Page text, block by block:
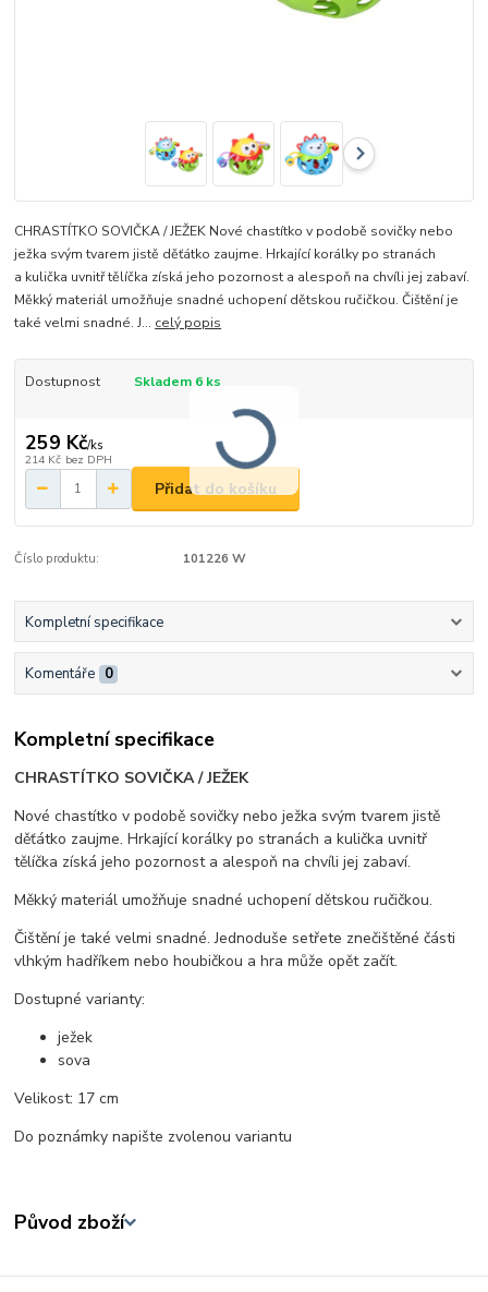
CHRASTÍTKO SOVIČKA / JEŽEK Nové chastítko v podobě sovičky nebo
ježka svým tvarem jistě děťátko zaujme. Hrkající korálky po stranách
a kulička uvnitř tělíčka získá jeho pozornost a alespoň na chvíli jej zabaví.
Měkký materiál umožňuje snadné uchopení dětskou ručičkou. Čištění je
také velmi snadné. J... celý popis
Dostupnost Skladem 6 ks
259 Kč/ks
214 Kč bez DPH
Přidat do košíku
Číslo produktu: 101226 W
Kompletní specifikace
Komentáře 0
Kompletní specifikace
CHRASTÍTKO SOVIČKA / JEŽEK
Nové chastítko v podobě sovičky nebo ježka svým tvarem jistě
děťátko zaujme. Hrkající korálky po stranách a kulička uvnitř
tělíčka získá jeho pozornost a alespoň na chvíli jej zabaví.
Měkký materiál umožňuje snadné uchopení dětskou ručičkou.
Čištění je také velmi snadné. Jednoduše setřete znečištěné části
vlhkým hadříkem nebo houbičkou a hra může opět začít.
Dostupné varianty:
ježek
sova
Velikost: 17 cm
Do poznámky napište zvolenou variantu
Původ zboží
Zboží zařazeno v kategoriích